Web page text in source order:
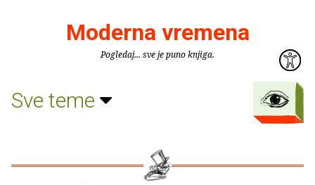
Moderna vremena
Pogledaj... sve je puno knjiga.
Sve teme